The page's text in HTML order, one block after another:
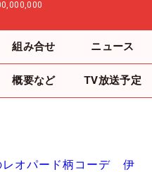
組み合せ ニュース
概要など TV放送予定
レオパード柄コーデ 伊